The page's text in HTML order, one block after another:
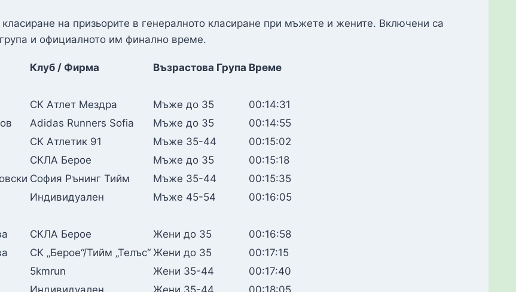
на призьорите в генералното класиране при мъжете и жените. Включени са
и официалното им финално време.
Клуб / Фирма Възрастова Група Време
СК Атлет Мездра Мъже до 35
00:14:31
Adidas Runners Sofia Мъже до 35
00:14:55
СК Атлетик 91 Мъже 35-44
00:15:02
СКЛА Берое Мъже до 35
00:15:18
София Рънинг Тийм Мъже 35-44
00:15:35
Индивидуален Мъже 45-54
00:16:05
СКЛА Берое Жени до 35
00:16:58
СК „Берое“/Тийм „Телъс“ Жени до 35
00:17:15
5kmrun Жени 35-44
00:17:40
Индивидуален Жени 35-44 00:18:05